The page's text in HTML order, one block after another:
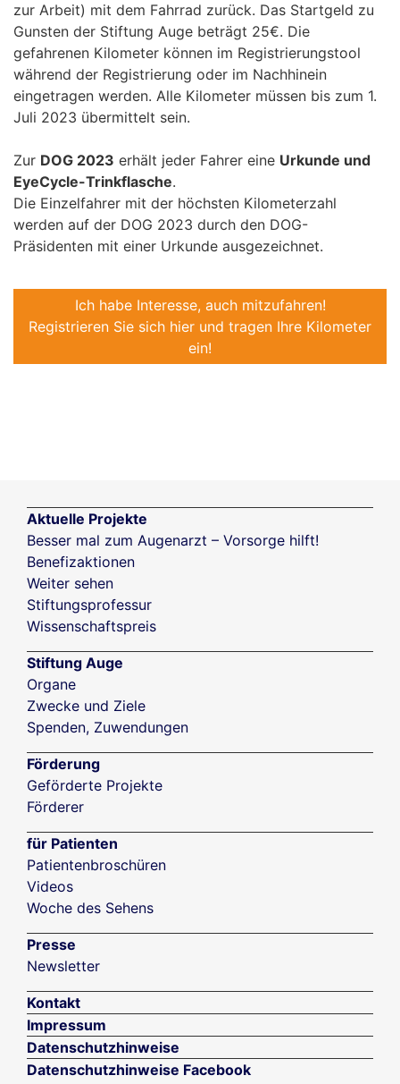
zur Arbeit) mit dem Fahrrad zurück. Das Startgeld zu
Gunsten der Stiftung Auge beträgt 25€. Die
gefahrenen Kilometer können im Registrierungstool
während der Registrierung oder im Nachhinein
eingetragen werden. Alle Kilometer müssen bis zum 1.
Juli 2023 übermittelt sein.
Zur DOG 2023 erhält jeder Fahrer eine Urkunde und
EyeCycle-Trinkflasche.
Die Einzelfahrer mit der höchsten Kilometerzahl
werden auf der DOG 2023 durch den DOG-
Präsidenten mit einer Urkunde ausgezeichnet.
Ich habe Interesse, auch mitzufahren!
Registrieren Sie sich hier und tragen Ihre Kilometer
ein!
Aktuelle Projekte
Besser mal zum Augenarzt – Vorsorge hilft!
Benefizaktionen
Weiter sehen
Stiftungsprofessur
Wissenschaftspreis
Stiftung Auge
Organe
Zwecke und Ziele
Spenden, Zuwendungen
Förderung
Geförderte Projekte
Förderer
für Patienten
Patientenbroschüren
Videos
Woche des Sehens
Presse
Newsletter
Kontakt
Impressum
Datenschutzhinweise
Datenschutzhinweise Facebook